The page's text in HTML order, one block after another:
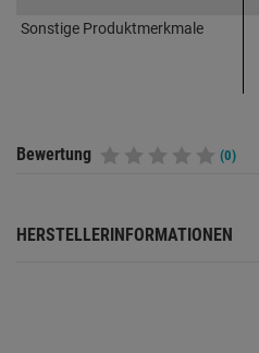
Sonstige Produktmerkmale
Bewertung (0)
HERSTELLERINFORMATIONEN